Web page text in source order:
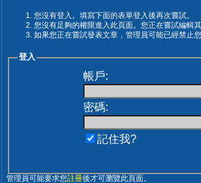
您沒有登入。填寫下面的表單登入後再次嘗試。
您沒有足夠的權限進入此頁面。您正在嘗試編輯
如果您正在嘗試發表文章，管理員可能已經禁止
登入
帳戶:
密碼:
記住我?
管理員可能要求您註冊後才可瀏覽此頁面。